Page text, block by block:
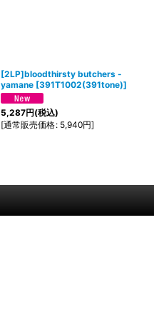
[2LP]bloodthirsty butchers -
yamane [391T1002(391tone)]
5,287円(税込)
[通常販売価格: 5,940円]